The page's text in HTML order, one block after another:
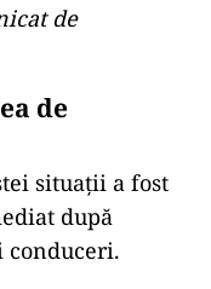
de
de
situații a fost
după
conduceri.